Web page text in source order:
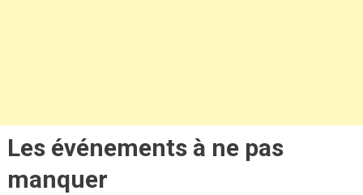
Les événements à ne pas
manquer